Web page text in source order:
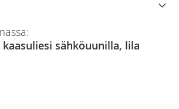
kaasuliesi sähköuunilla, lila